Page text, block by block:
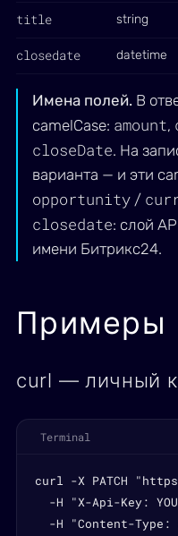
title string
closedate datetime
Имена полей. В
camelCase: amount,
closeDate. На
варианта — и эти
opportunity /
closedate: слой
имени Битрикс24.
Примеры
curl — личный
Terminal
curl -X PATCH
-H "X-Api-Key:
-H "Content-Type: